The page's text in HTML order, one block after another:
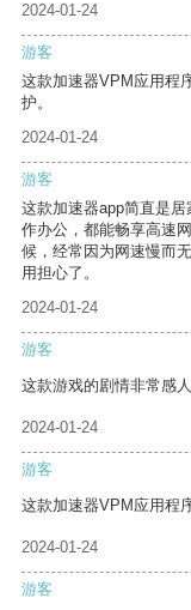
2024-01-24
游客
这款加速器VPM应用程
护。
2024-01-24
游客
这款加速器app简直是
作办公，都能畅享高速
候，经常因为网速慢而
用担心了。
2024-01-24
游客
这款游戏的剧情非常感
2024-01-24
游客
这款加速器VPM应用程
2024-01-24
游客